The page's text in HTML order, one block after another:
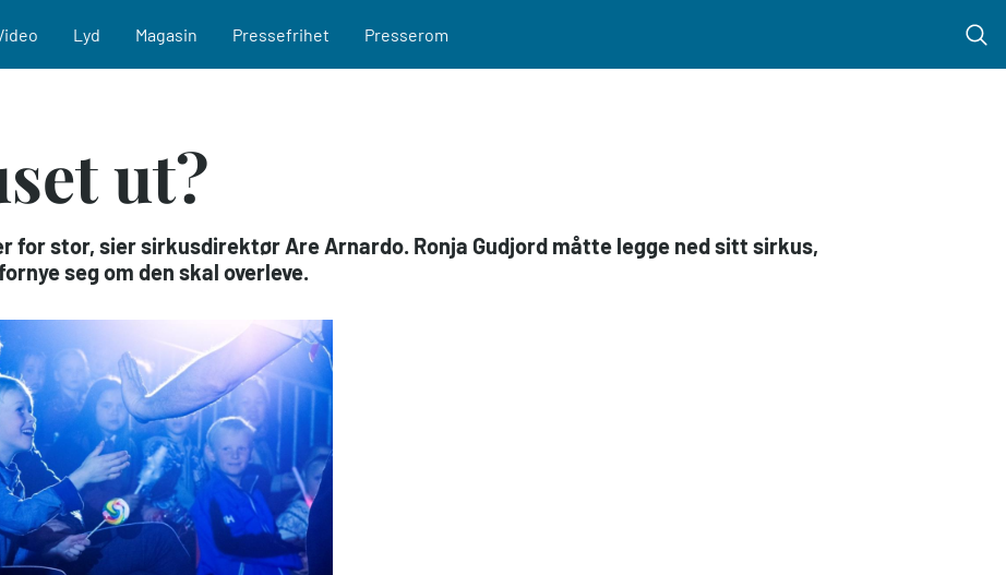
Lyd Magasin Pressefrihet Presserom
ut?
for stor, sier sirkusdirektør Are Arnardo. Ronja Gudjord måtte legge ned sitt sirkus,
seg om den skal overleve.